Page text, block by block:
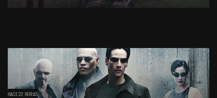
HACE 22 HORAS